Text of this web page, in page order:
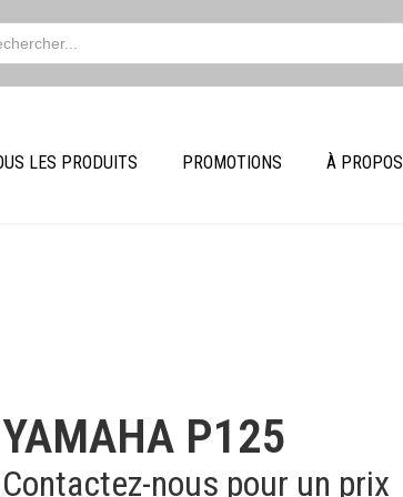
LES PRODUITS PROMOTIONS À PROPOS
YAMAHA P125
Contactez-nous pour un prix